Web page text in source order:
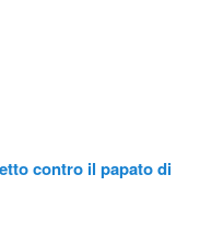
contro il papato di